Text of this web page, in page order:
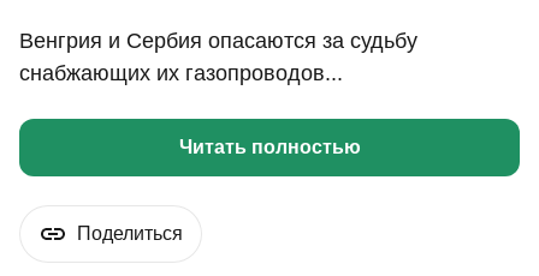
Венгрия и Сербия опасаются за судьбу
снабжающих их газопроводов...
Читать полностью
Поделиться